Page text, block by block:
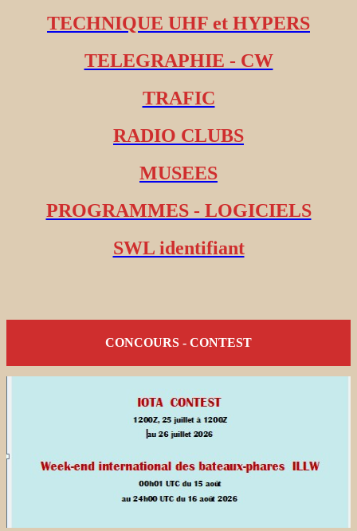
TECHNIQUE UHF et HYPERS
TELEGRAPHIE - CW
TRAFIC
RADIO CLUBS
MUSEES
PROGRAMMES - LOGICIELS
SWL identifiant
CONCOURS - CONTEST